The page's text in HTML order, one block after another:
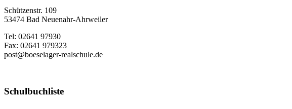
Schützenstr. 109
53474 Bad Neuenahr-Ahrweiler
Tel: 02641 97930
Fax: 02641 979323
post@boeselager-realschule.de
Schulbuchliste